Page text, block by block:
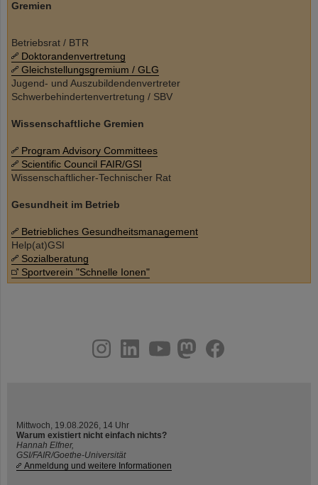
Gremien
Betriebsrat / BTR
Doktorandenvertretung
Gleichstellungsgremium / GLG
Jugend- und Auszubildendenvertreter
Schwerbehindertenvertretung / SBV
Wissenschaftliche Gremien
Program Advisory Committees
Scientific Council FAIR/GSI
Wissenschaftlicher-Technischer Rat
Gesundheit im Betrieb
Betriebliches Gesundheitsmanagement
Help(at)GSI
Sozialberatung
Sportverein "Schnelle Ionen"
youtube
helmholtz.social
facebook
Mittwoch, 19.08.2026, 14 Uhr
Warum existiert nicht einfach nichts?
Hannah Elfner,
GSI/FAIR/Goethe-Universität
Anmeldung und weitere Informationen